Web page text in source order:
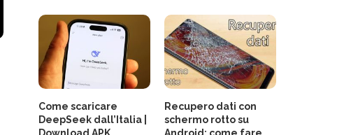
Come scaricare
DeepSeek dall’Italia |
Recupero dati con
schermo rotto su